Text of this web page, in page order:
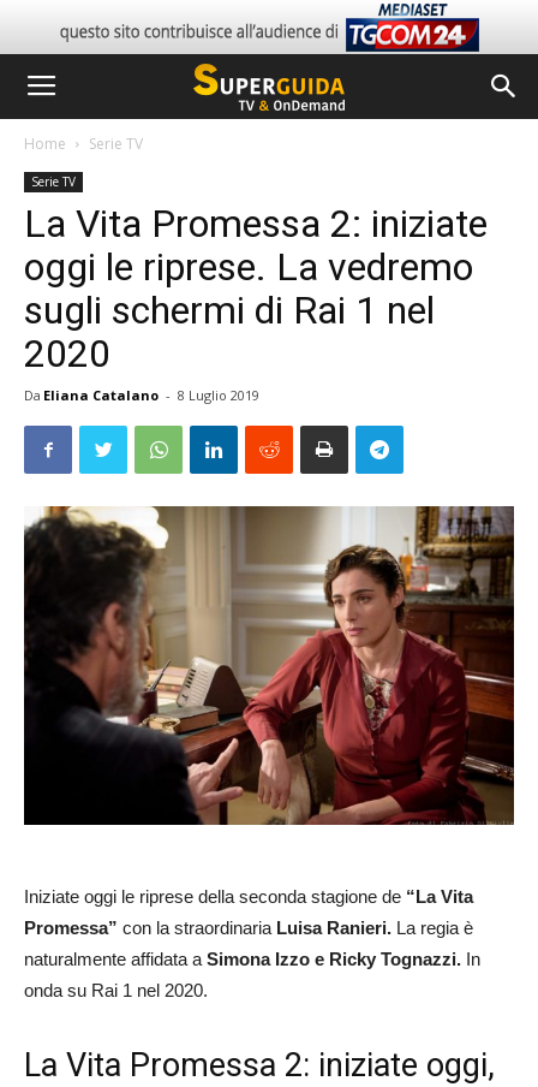
Home Serie TV
Serie TV
La Vita Promessa 2: iniziate
oggi le riprese. La vedremo
sugli schermi di Rai 1 nel
2020
Da Eliana Catalano - 8 Luglio 2019
Iniziate oggi le riprese della seconda stagione de “La Vita
Promessa” con la straordinaria Luisa Ranieri. La regia è
naturalmente affidata a Simona Izzo e Ricky Tognazzi. In
onda su Rai 1 nel 2020.
La Vita Promessa 2: iniziate oggi,